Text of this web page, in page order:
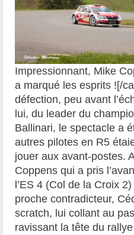
Impressionnant, Mike
a marqué les esprits ![/
défection, peu avant
lui, du leader du
Ballinari, le spectacle a
autres pilotes en R5
jouer aux avant-postes.
Coppens qui a pris
l’ES 4 (Col de la Croix
proche contradicteur,
scratch, lui collant au
ravissant la tête du